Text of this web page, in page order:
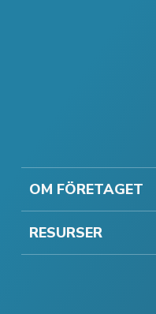
OM FÖRETAGET
RESURSER